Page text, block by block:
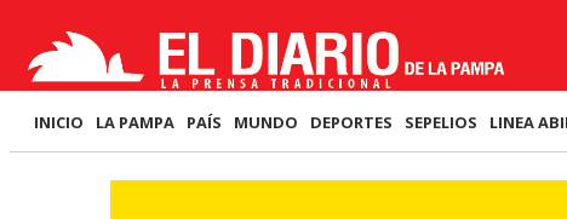
INICIO LA PAMPA PAÍS MUNDO DEPORTES SEPELIOS LINEA